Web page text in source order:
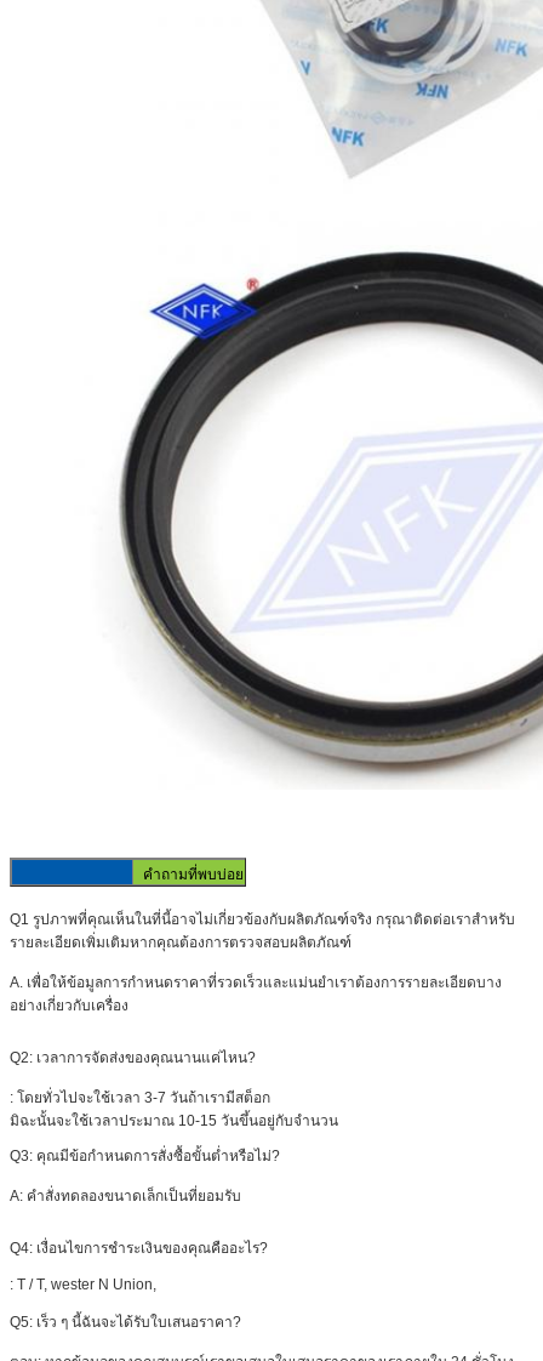
คำถามที่พบบ่อย
Q1 รูปภาพที่คุณเห็นในที่นี้อาจไม่เกี่ยวข้องกับผลิตภัณฑ์จริง กรุณาติดต่อเราสำหรับ
รายละเอียดเพิ่มเติมหากคุณต้องการตรวจสอบผลิตภัณฑ์
A. เพื่อให้ข้อมูลการกำหนดราคาที่รวดเร็วและแม่นยำเราต้องการรายละเอียดบาง
อย่างเกี่ยวกับเครื่อง
Q2: เวลาการจัดส่งของคุณนานแค่ไหน?
: โดยทั่วไปจะใช้เวลา 3-7 วันถ้าเรามีสต็อก
มิฉะนั้นจะใช้เวลาประมาณ 10-15 วันขึ้นอยู่กับจำนวน
Q3: คุณมีข้อกำหนดการสั่งซื้อขั้นต่ำหรือไม่?
A: คำสั่งทดลองขนาดเล็กเป็นที่ยอมรับ
Q4: เงื่อนไขการชำระเงินของคุณคืออะไร?
: T / T, wester N Union,
Q5: เร็ว ๆ นี้ฉันจะได้รับใบเสนอราคา?